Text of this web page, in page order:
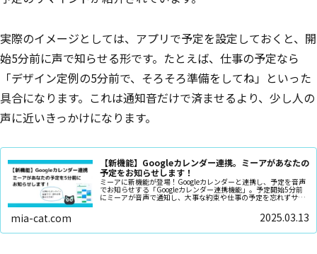
実際のイメージとしては、アプリで予定を設定しておくと、開
始5分前に声で知らせる形です。たとえば、仕事の予定なら
「デザイン定例の5分前で、そろそろ準備をしてね」といった
具合になります。これは通知音だけで済ませるより、少し人の
声に近いきっかけになります。
【新機能】Googleカレンダー連携。ミーアがあなたの
予定をお知らせします！
ミーアに新機能が登場！Googleカレンダーと連携し、予定を音声
でお知らせする「Googleカレンダー連携機能」。予定開始5分前
にミーアが音声で通知し、大事な約束や仕事の予定を忘れずサポ
mia-cat.com 2025.03.13